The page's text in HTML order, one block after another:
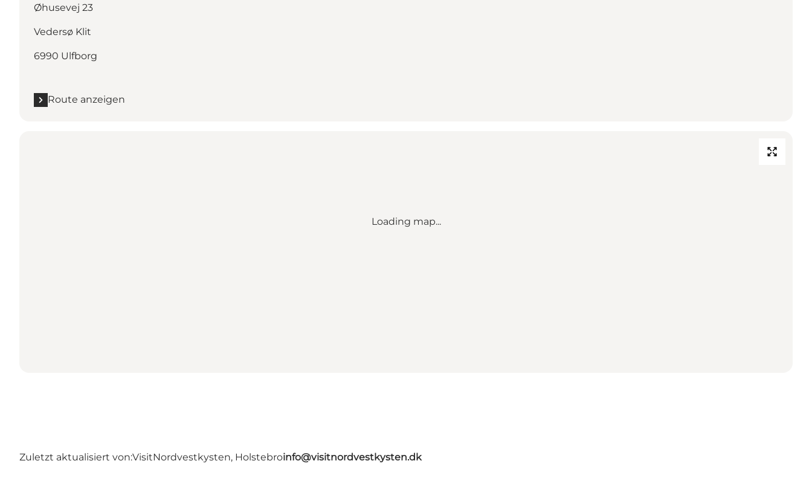
Øhusevej 23
Vedersø Klit
6990 Ulfborg
Route anzeigen
Loading map...
Zuletzt aktualisiert von:VisitNordvestkysten, Holstebroinfo@visitnordvestkysten.dk